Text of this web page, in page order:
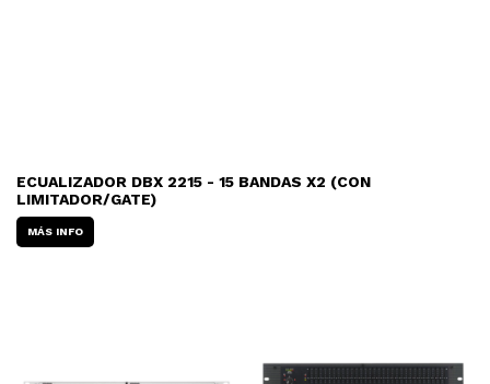
ECUALIZADOR DBX 2215 - 15 BANDAS X2 (CON
LIMITADOR/GATE)
MÁS INFO